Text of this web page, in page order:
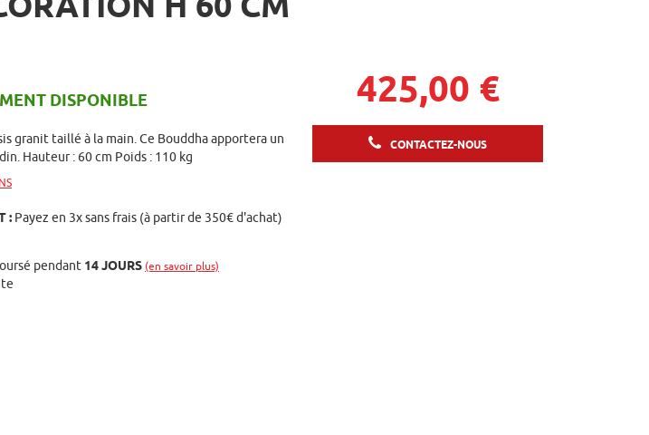
DISPONIBLE
granit taillé à la main. Ce Bouddha apportera un
Hauteur : 60 cm Poids : 110 kg
: Payez en 3x sans frais (à partir de 350€ d'achat)
pendant 14 JOURS (en savoir plus)
425,00 €
CONTACTEZ-NOUS